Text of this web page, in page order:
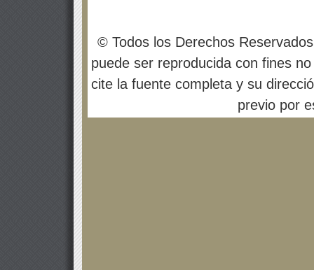
© Todos los Derechos
puede ser reproducida con fines
cite la fuente completa y su
previo por